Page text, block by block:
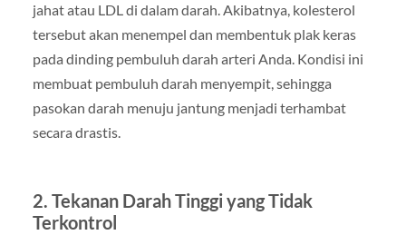
jahat atau LDL di dalam darah. Akibatnya, kolesterol
tersebut akan menempel dan membentuk plak keras
pada dinding pembuluh darah arteri Anda. Kondisi ini
membuat pembuluh darah menyempit, sehingga
pasokan darah menuju jantung menjadi terhambat
secara drastis.
2. Tekanan Darah Tinggi yang Tidak
Terkontrol